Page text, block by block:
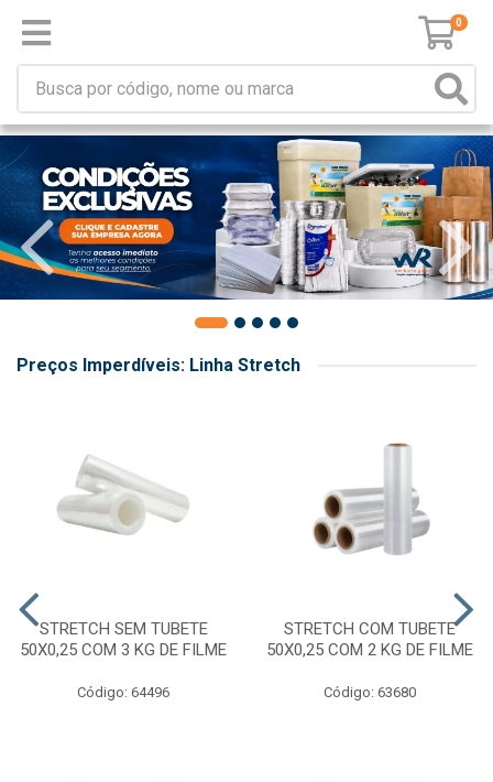
0
Preços Imperdíveis: Linha Stretch
STRETCH SEM TUBETE
50X0,25 COM 3 KG DE FILME
Código: 64496
STRETCH COM TUBETE
50X0,25 COM 2 KG DE FILME
Código: 63680